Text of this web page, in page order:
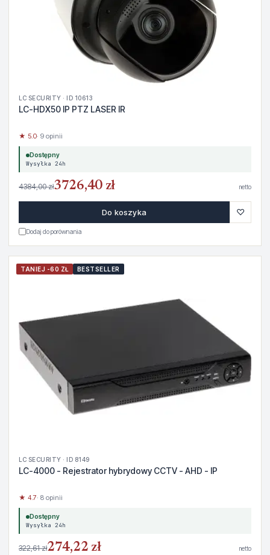
LC SECURITY · ID 10613
LC-HDX50 IP PTZ LASER IR
★ 5.0· 9 opinii
Dostępny
Wysyłka 24h
4384,00 zł3726,40 zł netto
Do koszyka ♡
Dodaj do porównania
TANIEJ -60 ZŁ BESTSELLER
LC SECURITY · ID 8149
LC-4000 - Rejestrator hybrydowy CCTV - AHD - IP
★ 4.7· 8 opinii
Dostępny
Wysyłka 24h
322,61 zł274,22 zł netto